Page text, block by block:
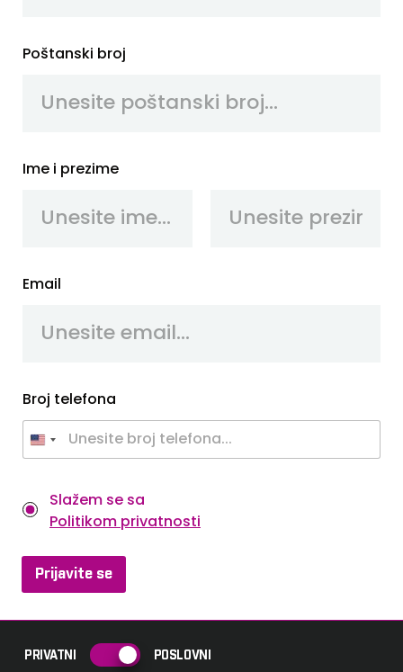
Poštanski broj
Ime i prezime
Email
Broj telefona
P
l
i
t
i
Slažem se sa
Politikom privatnosti
Prijavite se
PRIVATNI POSLOVNI